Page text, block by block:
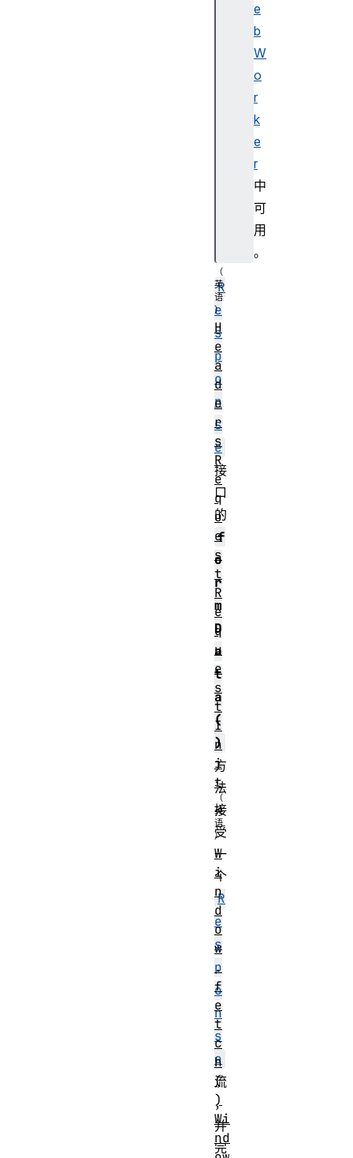
e
b
W
o
r
k
e
r
中
可
用
。
R
e
s
p
o
n
s
e
接
口
的
f
o
r
m
D
a
t
a
(
)
方
法
接
受
一
个
R
e
s
p
o
n
s
e
流
，
并
完
H
e
a
d
e
r
s
R
e
q
u
e
s
t
R
e
q
u
e
s
t
I
n
i
t
W
i
n
d
o
w
.
f
e
t
c
h
(
)
Wi
nd